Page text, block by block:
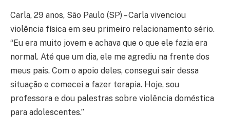
Carla, 29 anos, São Paulo (SP) – Carla vivenciou
violência física em seu primeiro relacionamento sério.
“Eu era muito jovem e achava que o que ele fazia era
normal. Até que um dia, ele me agrediu na frente dos
meus pais. Com o apoio deles, consegui sair dessa
situação e comecei a fazer terapia. Hoje, sou
professora e dou palestras sobre violência doméstica
para adolescentes.”